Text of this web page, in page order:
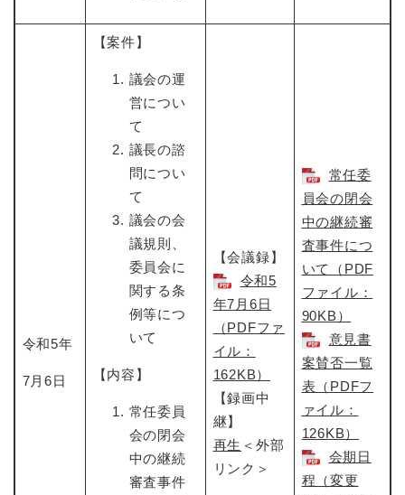
令和5年
7月6日
【案件】
議会の運
営につい
て
議長の諮
問につい
て
議会の会
議規則、
委員会に
関する条
例等につ
いて
【内容】
常任委員
会の閉会
中の継続
審査事件
【会議録】
令和5
年7月6日​
（PDFファ
イル：
162KB）
【録画中
継】
再生 ＜外部
リンク＞
常任委
員会の閉会
中の継続審
査事件につ
いて（PDF
ファイル：
90KB）
意見書
案賛否一覧
表（PDFフ
ァイル：
126KB）
会期日
程（変更